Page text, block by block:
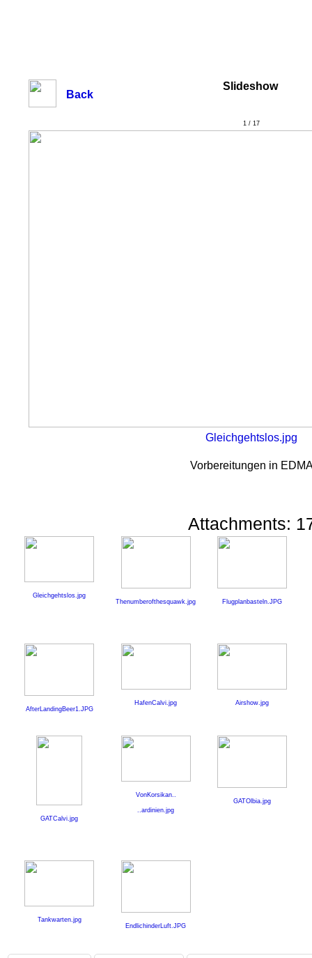
Back
Slideshow
1 / 17
Gleichgehtslos.jpg
Vorbereitungen in
Attachments:
Gleichgehtslos.jpg
Thenumberofthesquawk.jpg
Flugplanbasteln.JPG
AfterLandingBeer1.JPG
HafenCalvi.jpg Airshow.jpg
GATCalvi.jpg
VonKorsikan..
..ardinien.jpg
GATOlbia.jpg
Tankwarten.jpg
EndlichinderLuft.JPG